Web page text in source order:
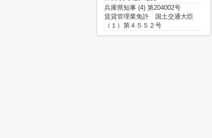
兵庫県知事 (4) 第204002号
賃貸管理業免許 国土交通大臣
（１）第４５５２号